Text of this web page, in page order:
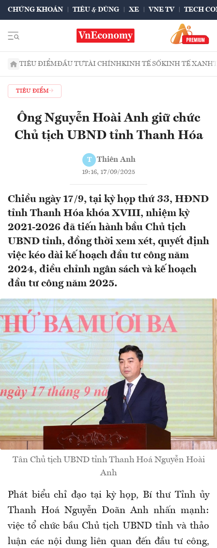
CHỨNG KHOÁN TIÊU & DÙNG XE VNE TV TECH
TIÊU ĐIỂMĐẦU TƯTÀI CHÍNHKINH TẾ SỐKINH TẾ XANH
TIÊU ĐIỂM
Ông Nguyễn Hoài Anh giữ chức
Chủ tịch UBND tỉnh Thanh Hóa
T Thiên Anh
19:16, 17/09/2025
Chiều ngày 17/9, tại kỳ họp thứ 33, HĐND
tỉnh Thanh Hóa khóa XVIII, nhiệm kỳ
2021-2026 đã tiến hành bầu Chủ tịch
UBND tỉnh, đồng thời xem xét, quyết định
việc kéo dài kế hoạch đầu tư công năm
2024, điều chỉnh ngân sách và kế hoạch
đầu tư công năm 2025.
Tân Chủ tịch UBND tỉnh Thanh Hoá Nguyễn Hoài
Anh
Phát biểu chỉ đạo tại kỳ họp, Bí thư Tỉnh ủy
Thanh Hoá Nguyễn Doãn Anh nhấn mạnh:
việc tổ chức bầu Chủ tịch UBND tỉnh và thảo
luận các nội dung liên quan đến đầu tư công,